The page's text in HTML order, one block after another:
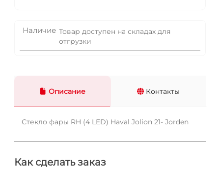
Наличие Товар доступен на складах для
отгрузки
Описание Контакты
Стекло фары RH (4 LED) Haval Jolion 21- Jorden
Как сделать заказ